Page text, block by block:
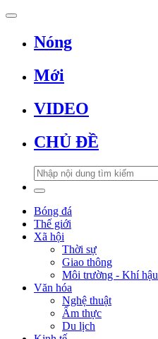
Nóng
Mới
VIDEO
CHỦ ĐỀ
Bóng đá
Thế giới
Xã hội
Thời sự
Giao thông
Môi trường - Khí hậu
Văn hóa
Nghệ thuật
Ẩm thực
Du lịch